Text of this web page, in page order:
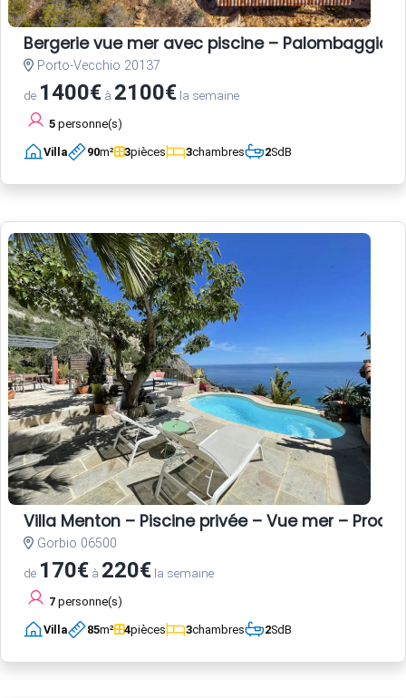
Bergerie vue mer avec piscine – Palombaggia,
Porto-Vecchio 20137
de 1400€ à 2100€ la semaine
5 personne(s)
Villa 90m² 3pièces 3chambres 2SdB
Villa Menton – Piscine privée – Vue mer –
Gorbio 06500
de 170€ à 220€ la semaine
7 personne(s)
Villa 85m² 4pièces 3chambres 2SdB